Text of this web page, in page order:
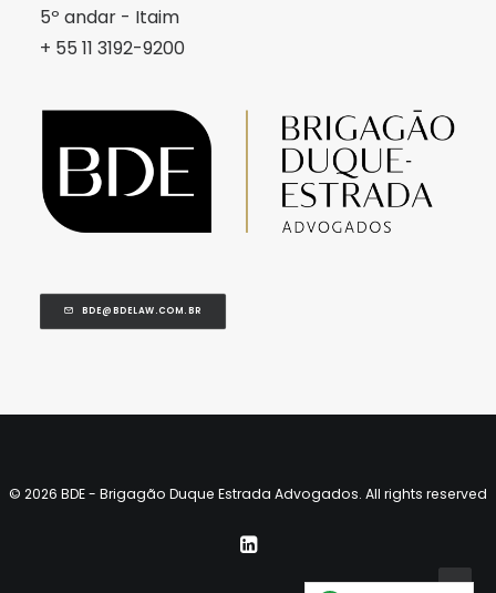
5º andar - Itaim
+ 55 11 3192-9200
BDE@BDELAW.COM.BR
© 2026 BDE - Brigagão Duque Estrada Advogados. All rights reserved